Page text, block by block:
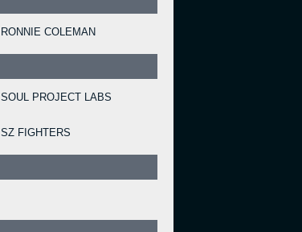
RONNIE COLEMAN
SOUL PROJECT LABS
SZ FIGHTERS